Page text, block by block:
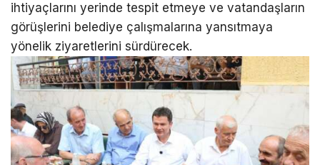
ihtiyaçlarını yerinde tespit etmeye ve vatandaşların
görüşlerini belediye çalışmalarına yansıtmaya
yönelik ziyaretlerini sürdürecek.